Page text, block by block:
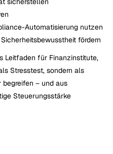
Automatisierung nutzen
fördern
Leitfaden für Finanzinstitute,
Stresstest, sondern als
– und aus
Steuerungsstärke